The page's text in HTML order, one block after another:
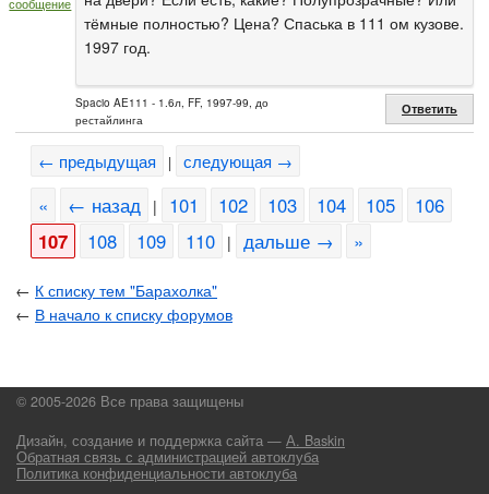
тёмные полностью? Цена? Спаська в 111 ом кузове.
1997 год.
Spacio AE111 - 1.6л, FF, 1997-99, до
рестайлинга
Ответить
← предыдущая | следующая →
« ← назад | 101 102 103 104 105
106
107
108 109 110 | дальше → »
← К списку тем "Барахолка"
← В начало к списку форумов
© 2005-2026 Все права защищены
Дизайн, создание и поддержка сайта — А. Baskin
Обратная связь с администрацией автоклуба
Политика конфиденциальности автоклуба